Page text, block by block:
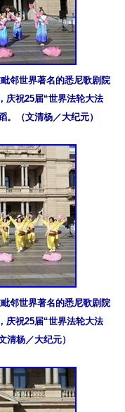
邻世界著名的悉尼歌剧院
庆祝25届“世界法轮大法
。（文清杨／大纪元）
邻世界著名的悉尼歌剧院
庆祝25届“世界法轮大法
清杨／大纪元）